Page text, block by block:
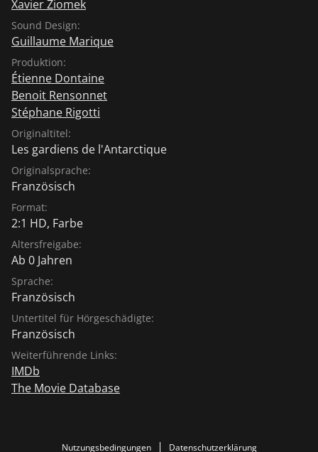
Xavier Ziomek
Sound Design:
Guillaume Marique
Produktion:
Étienne Dontaine
Benoit Rensonnet
Stéphane Rigotti
Originaltitel:
Les gardiens de l'Antarctique
Originalsprache:
Französisch
Format:
2:1 HD, Farbe
Altersfreigabe:
Ab 0 Jahren
Sprache:
Französisch
Untertitel für Hörgeschädigte:
Französisch
Weiterführende Links:
IMDb
The Movie Database
Nutzungsbedingungen Datenschutzerklärung